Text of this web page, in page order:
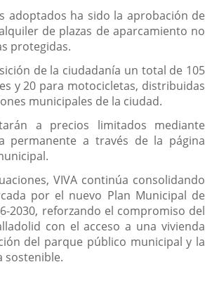
adoptados ha sido la aprobación de
de plazas de aparcamiento no
protegidas.
de la ciudadanía un total de 105
y 20 para motocicletas, distribuidas
municipales de la ciudad.
a precios limitados mediante
permanente a través de la página
VIVA continúa consolidando
por el nuevo Plan Municipal de
2030, reforzando el compromiso del
con el acceso a una vivienda
del parque público municipal y la
sostenible.